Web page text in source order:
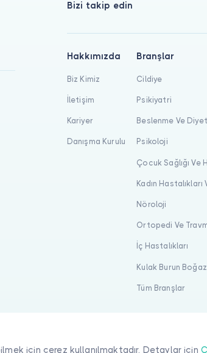
için çerez kullanılmaktadır. Detaylar için
Bizi takip edin
Hakkımızda
Biz Kimiz
İletişim
Kariyer
Danışma Kurulu
Branşlar
Cildiye
Psikiyatri
Beslenme Ve Diyet
Psikoloji
Çocuk Sağlığı Ve
Kadın Hastalıkları
Nöroloji
Ortopedi Ve
İç Hastalıkları
Kulak Burun
Tüm Branşlar